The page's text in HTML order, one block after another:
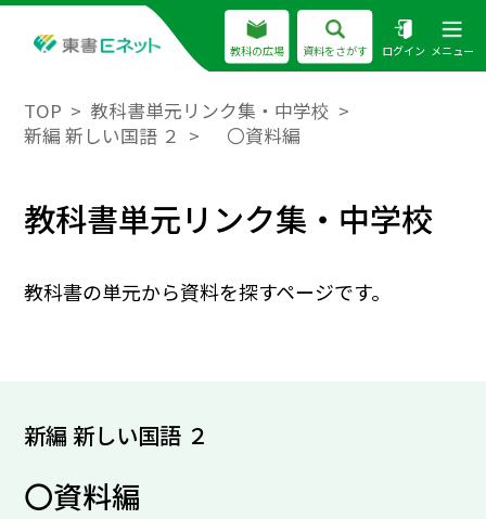
教科の広場 資料をさがす ログイン メニュー
TOP
教科書単元リンク集・中学校
新編 新しい国語 ２
〇資料編
教科書単元リンク集・中学校
教科書の単元から資料を探すページです。
新編 新しい国語 ２
〇資料編